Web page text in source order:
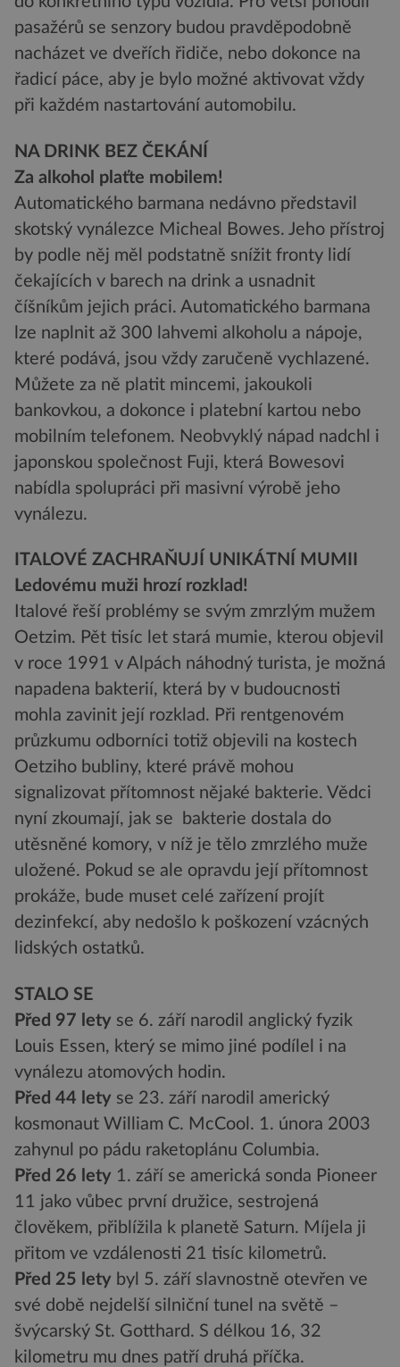
pasažérů se senzory budou pravděpodobně
nacházet ve dveřích řidiče, nebo dokonce na
řadicí páce, aby je bylo možné aktivovat vždy
při každém nastartování automobilu.
NA DRINK BEZ ČEKÁNÍ
Za alkohol plaťte mobilem!
Automatického barmana nedávno představil
skotský vynálezce Micheal Bowes. Jeho přístroj
by podle něj měl podstatně snížit fronty lidí
čekajících v barech na drink a usnadnit
číšníkům jejich práci. Automatického barmana
lze naplnit až 300 lahvemi alkoholu a nápoje,
které podává, jsou vždy zaručeně vychlazené.
Můžete za ně platit mincemi, jakoukoli
bankovkou, a dokonce i platební kartou nebo
mobilním telefonem. Neobvyklý nápad nadchl i
japonskou společnost Fuji, která Bowesovi
nabídla spolupráci při masivní výrobě jeho
vynálezu.
ITALOVÉ ZACHRAŇUJÍ UNIKÁTNÍ MUMII
Ledovému muži hrozí rozklad!
Italové řeší problémy se svým zmrzlým mužem
Oetzim. Pět tisíc let stará mumie, kterou objevil
v roce 1991 v Alpách náhodný turista, je možná
napadena bakterií, která by v budoucnosti
mohla zavinit její rozklad. Při rentgenovém
průzkumu odborníci totiž objevili na kostech
Oetziho bubliny, které právě mohou
signalizovat přítomnost nějaké bakterie. Vědci
nyní zkoumají, jak se bakterie dostala do
utěsněné komory, v níž je tělo zmrzlého muže
uložené. Pokud se ale opravdu její přítomnost
prokáže, bude muset celé zařízení projít
dezinfekcí, aby nedošlo k poškození vzácných
lidských ostatků.
STALO SE
Před 97 lety se 6. září narodil anglický fyzik
Louis Essen, který se mimo jiné podílel i na
vynálezu atomových hodin.
Před 44 lety se 23. září narodil americký
kosmonaut William C. McCool. 1. února 2003
zahynul po pádu raketoplánu Columbia.
Před 26 lety 1. září se americká sonda Pioneer
11 jako vůbec první družice, sestrojená
člověkem, přiblížila k planetě Saturn. Míjela ji
přitom ve vzdálenosti 21 tisíc kilometrů.
Před 25 lety byl 5. září slavnostně otevřen ve
své době nejdelší silniční tunel na světě –
švýcarský St. Gotthard. S délkou 16, 32
kilometru mu dnes patří druhá příčka.